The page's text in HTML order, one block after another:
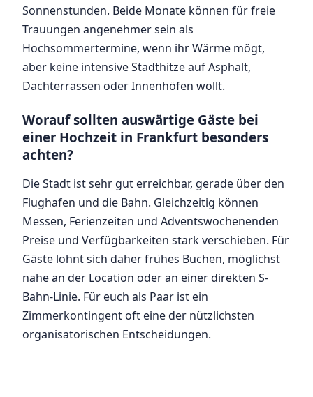
Sonnenstunden. Beide Monate können für freie
Trauungen angenehmer sein als
Hochsommertermine, wenn ihr Wärme mögt,
aber keine intensive Stadthitze auf Asphalt,
Dachterrassen oder Innenhöfen wollt.
Worauf sollten auswärtige Gäste bei
einer Hochzeit in Frankfurt besonders
achten?
Die Stadt ist sehr gut erreichbar, gerade über den
Flughafen und die Bahn. Gleichzeitig können
Messen, Ferienzeiten und Adventswochenenden
Preise und Verfügbarkeiten stark verschieben. Für
Gäste lohnt sich daher frühes Buchen, möglichst
nahe an der Location oder an einer direkten S-
Bahn-Linie. Für euch als Paar ist ein
Zimmerkontingent oft eine der nützlichsten
organisatorischen Entscheidungen.